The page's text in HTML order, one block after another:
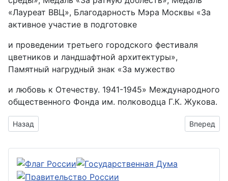
«Лауреат ВВЦ», Благодарность Мэра Москвы «За
активное участие в подготовке
и проведении третьего городского фестиваля
цветников и ландшафтной архитектуры»,
Памятный нагрудный знак «За мужество
и любовь к Отечеству. 1941-1945» Международного
общественного Фонда им. полководца Г.К. Жукова.
Предыдущий: Контрольно-ревизионная комиссия
Назад Вперед